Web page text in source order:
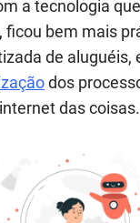
a tecnologia
ficou bem mais
de aluguéis,
dos
das coisas.